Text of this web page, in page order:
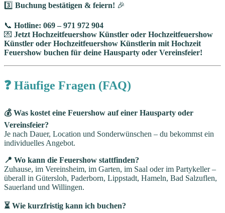
3️⃣ Buchung bestätigen & feiern! 🎉
📞 Hotline: 069 – 971 972 904
💌 Jetzt Hochzeitfeuershow Künstler oder Hochzeitfeuershow
Künstler oder Hochzeitfeuershow Künstlerin mit Hochzeit
Feuershow buchen für deine Hausparty oder Vereinsfeier!
❓ Häufige Fragen (FAQ)
💰 Was kostet eine Feuershow auf einer Hausparty oder
Vereinsfeier?
Je nach Dauer, Location und Sonderwünschen – du bekommst ein
individuelles Angebot.
📍 Wo kann die Feuershow stattfinden?
Zuhause, im Vereinsheim, im Garten, im Saal oder im Partykeller –
überall in Gütersloh, Paderborn, Lippstadt, Hameln, Bad Salzuflen,
Sauerland und Willingen.
⏳ Wie kurzfristig kann ich buchen?